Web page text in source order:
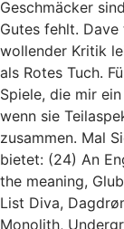
Geschmäcker
Gutes fehlt.
wollender Kritik
als Rotes Tuch.
Spiele, die mir
wenn sie
zusammen. Mal
bietet: (24) An
the meaning,
List Diva,
Monolith,